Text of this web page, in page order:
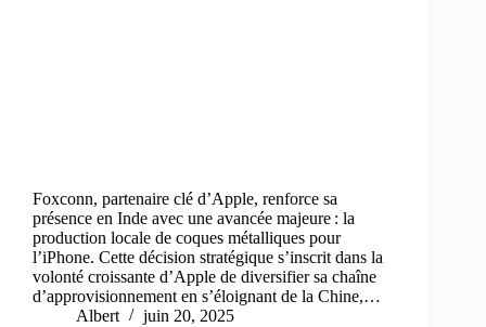
Foxconn, partenaire clé d’Apple, renforce sa
présence en Inde avec une avancée majeure : la
production locale de coques métalliques pour
l’iPhone. Cette décision stratégique s’inscrit dans la
volonté croissante d’Apple de diversifier sa chaîne
d’approvisionnement en s’éloignant de la Chine,…
Albert
juin 20, 2025